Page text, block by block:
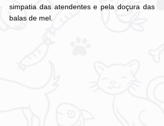
simpatia das atendentes e pela doçura das
balas de mel.